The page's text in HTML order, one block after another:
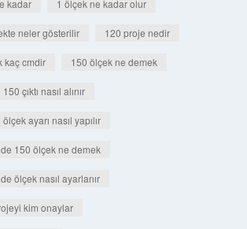
kadar 1 ölçek ne kadar olur
neler gösterilir 120 proje nedir
kaç cmdir 150 ölçek ne demek
çıktı nasıl alınır
ayarı nasıl yapılır
150 ölçek ne demek
ölçek nasıl ayarlanır
kim onaylar